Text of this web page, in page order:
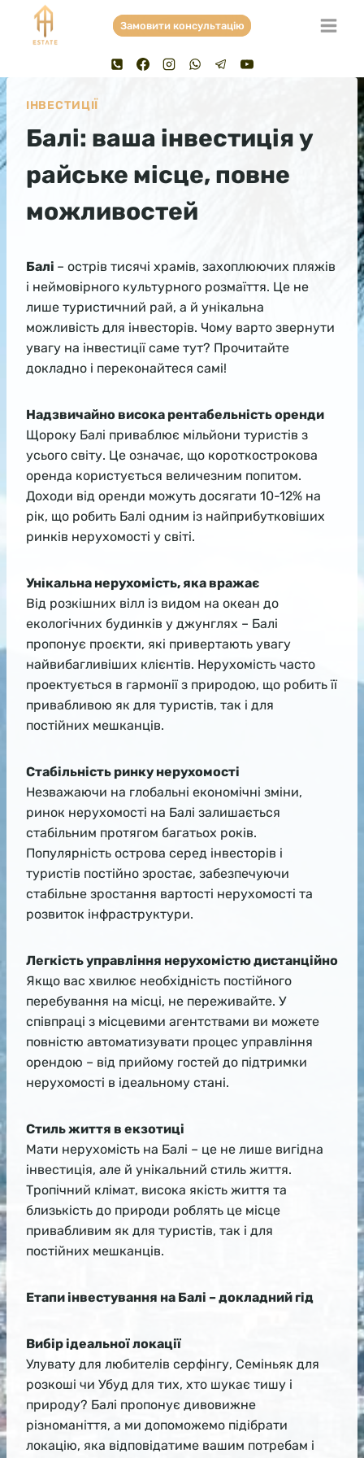
content
Замовити консультацію
ІНВЕСТИЦІЇ
Балі: ваша інвестиція у
райське місце, повне
можливостей
Балі – острів тисячі храмів, захоплюючих пляжів
і неймовірного культурного розмаїття. Це не
лише туристичний рай, а й унікальна
можливість для інвесторів. Чому варто звернути
увагу на інвестиції саме тут? Прочитайте
докладно і переконайтеся самі!
Надзвичайно висока рентабельність оренди
Щороку Балі приваблює мільйони туристів з
усього світу. Це означає, що короткострокова
оренда користується величезним попитом.
Доходи від оренди можуть досягати 10-12% на
рік, що робить Балі одним із найприбутковіших
ринків нерухомості у світі.
Унікальна нерухомість, яка вражає
Від розкішних вілл із видом на океан до
екологічних будинків у джунглях – Балі
пропонує проєкти, які привертають увагу
найвибагливіших клієнтів. Нерухомість часто
проектується в гармонії з природою, що робить її
привабливою як для туристів, так і для
постійних мешканців.
Стабільність ринку нерухомості
Незважаючи на глобальні економічні зміни,
ринок нерухомості на Балі залишається
стабільним протягом багатьох років.
Популярність острова серед інвесторів і
туристів постійно зростає, забезпечуючи
стабільне зростання вартості нерухомості та
розвиток інфраструктури.
Легкість управління нерухомістю дистанційно
Якщо вас хвилює необхідність постійного
перебування на місці, не переживайте. У
співпраці з місцевими агентствами ви можете
повністю автоматизувати процес управління
орендою – від прийому гостей до підтримки
нерухомості в ідеальному стані.
Стиль життя в екзотиці
Мати нерухомість на Балі – це не лише вигідна
інвестиція, але й унікальний стиль життя.
Тропічний клімат, висока якість життя та
близькість до природи роблять це місце
привабливим як для туристів, так і для
постійних мешканців.
Етапи інвестування на Балі – докладний гід
Вибір ідеальної локації
Улувату для любителів серфінгу, Семіньяк для
розкоші чи Убуд для тих, хто шукає тишу і
природу? Балі пропонує дивовижне
різноманіття, а ми допоможемо підібрати
локацію, яка відповідатиме вашим потребам і